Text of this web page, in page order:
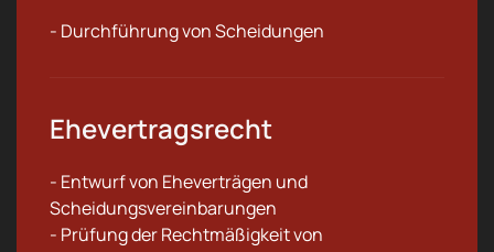
- Durchführung von Scheidungen
Ehevertragsrecht
- Entwurf von Eheverträgen und
Scheidungsvereinbarungen
- Prüfung der Rechtmäßigkeit von